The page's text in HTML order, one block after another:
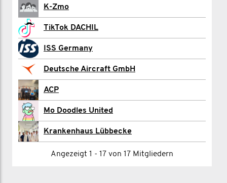
Jonas Klawitter
Christopher Lange
Tim Marquardt
Aline Morgenstern
Seniores Muchachos
James Naughton
Tomina Negrea
Bastian Nüsse
K-Zmo
TikTok DACHIL
ISS Germany
Deutsche Aircraft GmbH
ACP
Mo Doodles United
Krankenhaus Lübbecke
Angezeigt 1 - 17 von 17 Mitgliedern